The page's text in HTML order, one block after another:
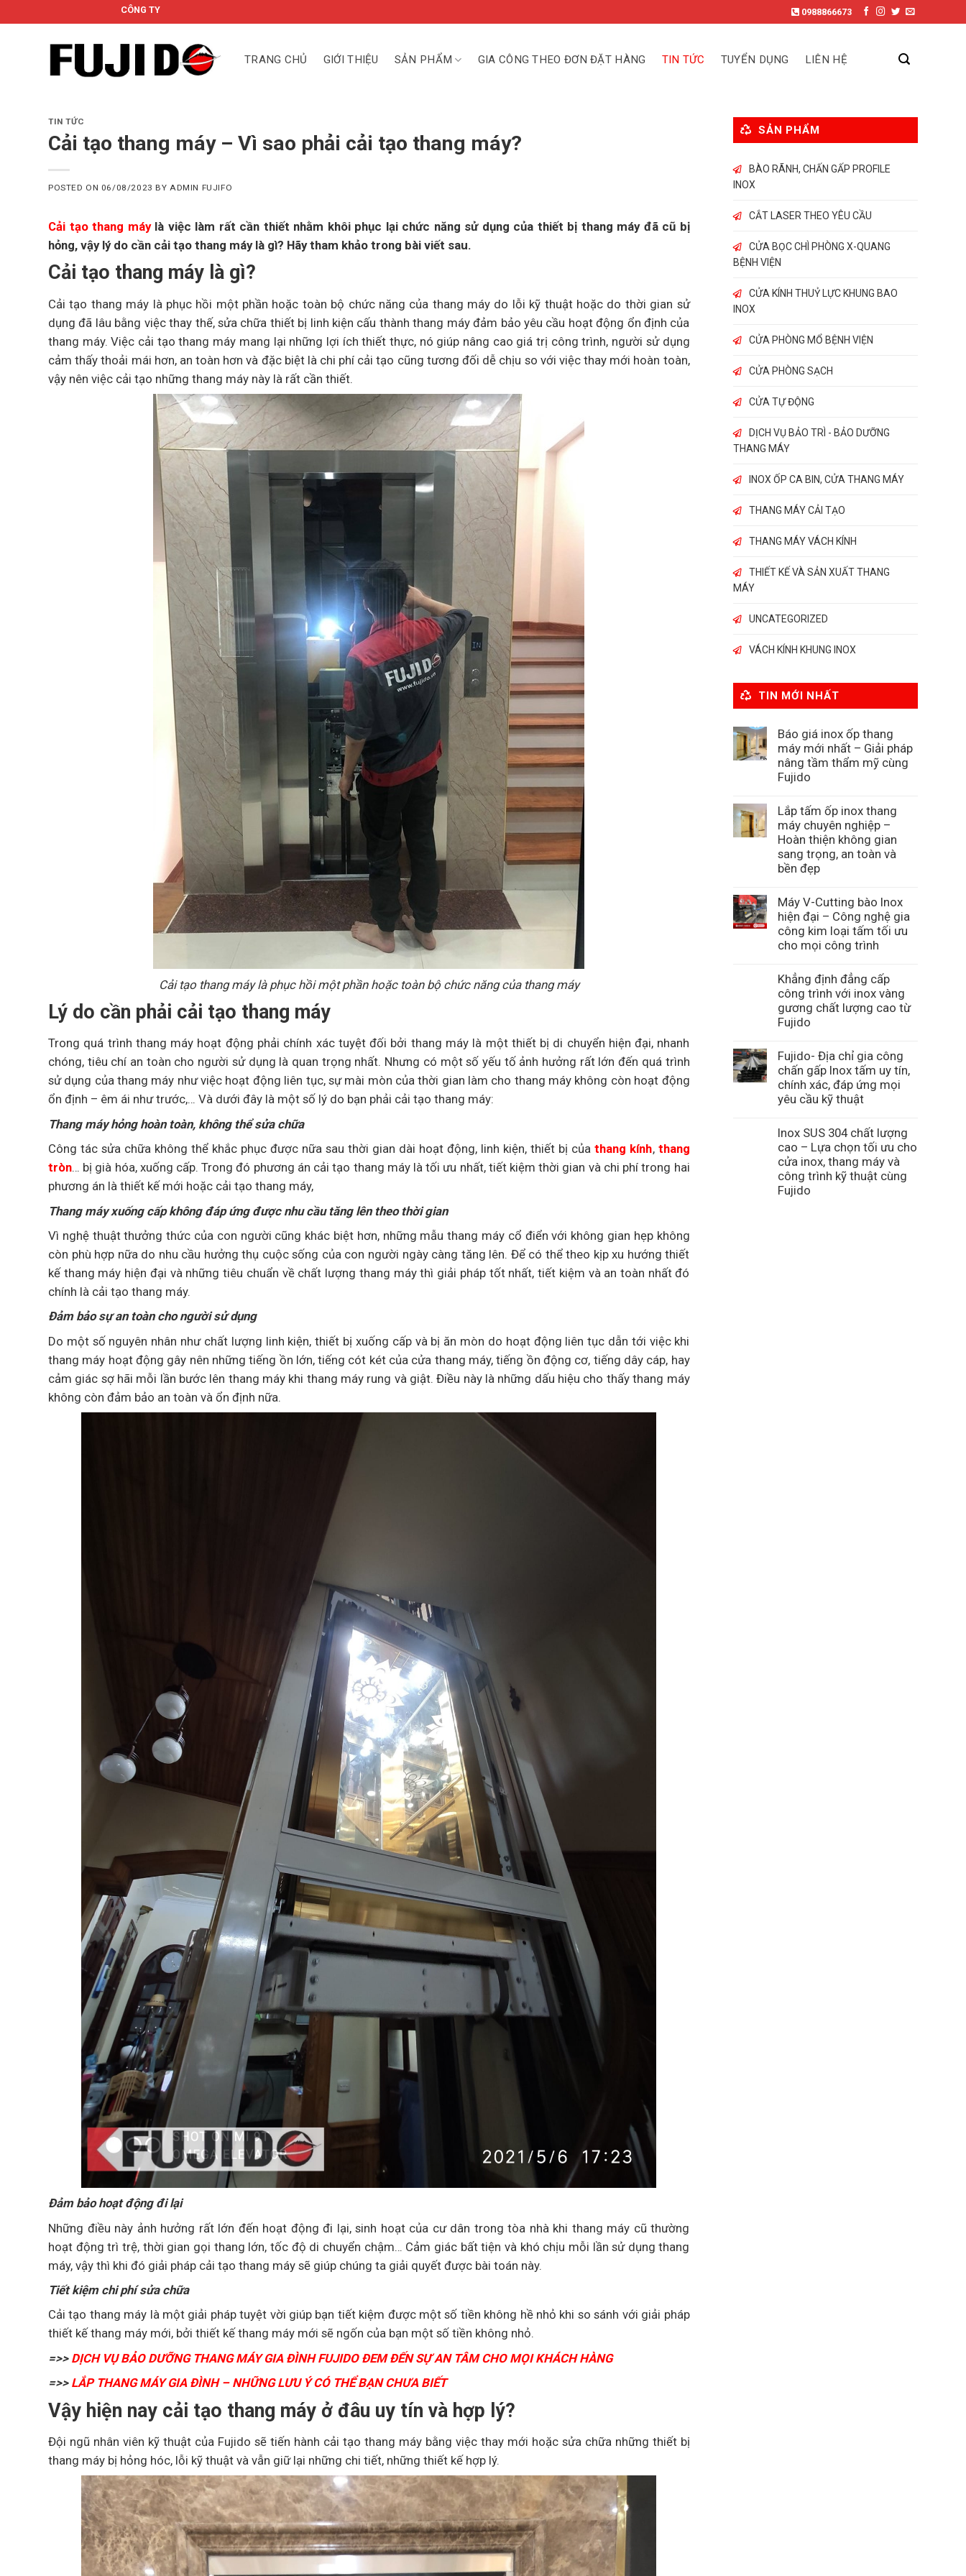
to
CÔNG TY CỔ PHẦN FUJIDO 0988866673
TRANG CHỦ GIỚI THIỆU SẢN PHẨM GIA CÔNG THEO ĐƠN ĐẶT HÀNG TIN TỨC TUYỂN DỤNG LIÊN HỆ
TIN TỨC
Cải tạo thang máy – Vì sao phải cải tạo thang máy?
POSTED ON 06/08/2023 BYADMIN FUJIFO
Cải tạo thang máylà việc làm rất cần thiết nhằm khôi phục lại chức năng sử dụng của thiết bị thang máy đã cũ bị
hỏng, vậy lý do cần cải tạo thang máy là gì? Hãy tham khảo trong bài viết sau.
Cải tạo thang máy là gì?
Cải tạo thang máy là phục hồi một phần hoặc toàn bộ chức năng của thang máy do lỗi kỹ thuật hoặc do thời gian sử
dụng đã lâu bằng việc thay thế, sửa chữa thiết bị linh kiện cấu thành thang máy đảm bảo yêu cầu hoạt động ổn định của
thang máy. Việc cải tạo thang máy mang lại những lợi ích thiết thực, nó giúp nâng cao giá trị công trình, người sử dụng
cảm thấy thoải mái hơn, an toàn hơn và đặc biệt là chi phí cải tạo cũng tương đối dễ chịu so với việc thay mới hoàn toàn,
vậy nên việc cải tạo những thang máy này là rất cần thiết.
Cải tạo thang máy là phục hồi một phần hoặc toàn bộ chức năng của thang máy
Lý do cần phải cải tạo thang máy
Trong quá trình thang máy hoạt động phải chính xác tuyệt đối bởi thang máy là một thiết bị di chuyển hiện đại, nhanh
chóng, tiêu chí an toàn cho người sử dụng là quan trọng nhất. Nhưng có một số yếu tố ảnh hưởng rất lớn đến quá trình
sử dụng của thang máy như việc hoạt động liên tục, sự mài mòn của thời gian làm cho thang máy không còn hoạt động
ổn định – êm ái như trước,… Và dưới đây là một số lý do bạn phải cải tạo thang máy:
Thang máy hỏng hoàn toàn, không thể sửa chữa
Công tác sửa chữa không thể khắc phục được nữa sau thời gian dài hoạt động, linh kiện, thiết bị củathang kính, thang
tròn… bị già hóa, xuống cấp. Trong đó phương án cải tạo thang máy là tối ưu nhất, tiết kiệm thời gian và chi phí trong hai
phương án là thiết kế mới hoặc cải tạo thang máy,
Thang máy xuống cấp không đáp ứng được nhu cầu tăng lên theo thời gian
Vì nghệ thuật thưởng thức của con người cũng khác biệt hơn, những mẫu thang máy cổ điển với không gian hẹp không
còn phù hợp nữa do nhu cầu hưởng thụ cuộc sống của con người ngày càng tăng lên. Để có thể theo kịp xu hướng thiết
kế thang máy hiện đại và những tiêu chuẩn về chất lượng thang máy thì giải pháp tốt nhất, tiết kiệm và an toàn nhất đó
chính là cải tạo thang máy.
Đảm bảo sự an toàn cho người sử dụng
Do một số nguyên nhân như chất lượng linh kiện, thiết bị xuống cấp và bị ăn mòn do hoạt động liên tục dẫn tới việc khi
thang máy hoạt động gây nên những tiếng ồn lớn, tiếng cót két của cửa thang máy, tiếng ồn động cơ, tiếng dây cáp, hay
cảm giác sợ hãi mỗi lần bước lên thang máy khi thang máy rung và giật. Điều này là những dấu hiệu cho thấy thang máy
không còn đảm bảo an toàn và ổn định nữa.
Đảm bảo hoạt động đi lại
Những điều này ảnh hưởng rất lớn đến hoạt động đi lại, sinh hoạt của cư dân trong tòa nhà khi thang máy cũ thường
hoạt động trì trệ, thời gian gọi thang lớn, tốc độ di chuyển chậm… Cảm giác bất tiện và khó chịu mỗi lần sử dụng thang
máy, vậy thì khi đó giải pháp cải tạo thang máy sẽ giúp chúng ta giải quyết được bài toán này.
Tiết kiệm chi phí sửa chữa
Cải tạo thang máy là một giải pháp tuyệt vời giúp bạn tiết kiệm được một số tiền không hề nhỏ khi so sánh với giải pháp
thiết kế thang máy mới, bởi thiết kế thang máy mới sẽ ngốn của bạn một số tiền không nhỏ.
=>> DỊCH VỤ BẢO DƯỠNG THANG MÁY GIA ĐÌNH FUJIDO ĐEM ĐẾN SỰ AN TÂM CHO MỌI KHÁCH HÀNG
=>> LẮP THANG MÁY GIA ĐÌNH – NHỮNG LƯU Ý CÓ THỂ BẠN CHƯA BIẾT
Vậy hiện nay cải tạo thang máy ở đâu uy tín và hợp lý?
Đội ngũ nhân viên kỹ thuật của Fujido sẽ tiến hành cải tạo thang máy bằng việc thay mới hoặc sửa chữa những thiết bị
thang máy bị hỏng hóc, lỗi kỹ thuật và vẫn giữ lại những chi tiết, những thiết kế hợp lý.
SẢN PHẨM
BÀO RÃNH, CHẤN GẤP PROFILE
INOX
CẮT LASER THEO YÊU CẦU
CỬA BỌC CHÌ PHÒNG X-QUANG
BỆNH VIỆN
CỬA KÍNH THUỶ LỰC KHUNG BAO
INOX
CỬA PHÒNG MỔ BỆNH VIỆN
CỬA PHÒNG SẠCH
CỬA TỰ ĐỘNG
DỊCH VỤ BẢO TRÌ - BẢO DƯỠNG
THANG MÁY
INOX ỐP CA BIN, CỬA THANG MÁY
THANG MÁY CẢI TẠO
THANG MÁY VÁCH KÍNH
THIẾT KẾ VÀ SẢN XUẤT THANG
MÁY
UNCATEGORIZED
VÁCH KÍNH KHUNG INOX
TIN MỚI NHẤT
Báo giá inox ốp thang
máy mới nhất – Giải pháp
nâng tầm thẩm mỹ cùng
Fujido
Lắp tấm ốp inox thang
máy chuyên nghiệp –
Hoàn thiện không gian
sang trọng, an toàn và
bền đẹp
Máy V-Cutting bào Inox
hiện đại – Công nghệ gia
công kim loại tấm tối ưu
cho mọi công trình
Khẳng định đẳng cấp
công trình với inox vàng
gương chất lượng cao từ
Fujido
Fujido- Địa chỉ gia công
chấn gấp Inox tấm uy tín,
chính xác, đáp ứng mọi
yêu cầu kỹ thuật
Inox SUS 304 chất lượng
cao – Lựa chọn tối ưu cho
cửa inox, thang máy và
công trình kỹ thuật cùng
Fujido